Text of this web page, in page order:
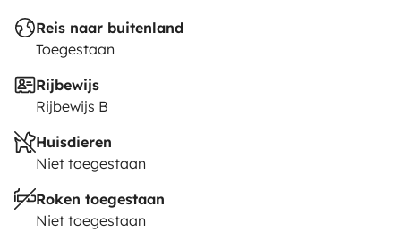
Reis naar buitenland
Toegestaan
Rijbewijs
Rijbewijs B
Huisdieren
Niet toegestaan
Roken toegestaan
Niet toegestaan